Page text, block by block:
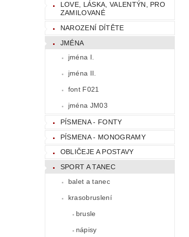
LOVE, LÁSKA, VALENTÝN, PRO
ZAMILOVANÉ
NAROZENÍ DÍTĚTE
JMÉNA
jména I.
jména II.
font F021
jména JM03
PÍSMENA - FONTY
PÍSMENA - MONOGRAMY
OBLIČEJE A POSTAVY
SPORT A TANEC
balet a tanec
krasobruslení
brusle
nápisy